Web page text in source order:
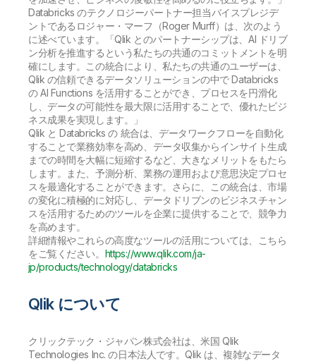
Databricks のテクノロジーパートナー担当バイスプレジデ
ントであるロジャー・マーフ（Roger Murff）は、次のよう
に述べています。「Qlik とのパートナーシップは、AI ドリブ
ン分析を推進するという私たちの共通のコミットメントを明
確にします。この統合により、私たちの共通のユーザーは、
Qlik の信頼できるデータソリューションの中で Databricks
の AI Functions を活用することができ、プロセスを円滑化
し、データの可能性を最大限に活用することで、優れたビジ
ネス成果を実現します。」
Qlik と Databricks の 統合は、データワークフローを自動化
することで業務効率を高め、データ収集からインサイト生成
までの時間を大幅に短縮するなど、大きなメリットをもたら
します。また、予測分析、業務の運用および意思決定プロセ
スを最適化することができます。さらに、この統合は、市場
の変化に積極的に対応し、データドリブンのビジネスチャン
スを活用するためのツールを企業に提供することで、競争力
を高めます。
詳細情報やこれらの高度なツールの活用については、こちら
をご覧ください。 https://www.qlik.com/ja-
jp/products/technology/databricks
Qlik について
クリックテック・ジャパン株式会社は、米国 Qlik
Technologies Inc. の日本法人です。Qlik は、複雑なデータ